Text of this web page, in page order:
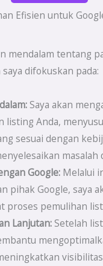
Efisien untuk
mendalam tentang
difokuskan pada:
Saya akan
listing Anda,
sesuai dengan
masalah
Google:Melalui
pihak Google, saya
proses pemulihan
Lanjutan:Setelah